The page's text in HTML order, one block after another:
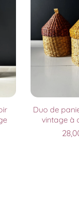
Duo de
vintage à